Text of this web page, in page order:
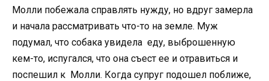
Молли побежала справлять нужду, но вдруг замерла
и начала рассматривать что-то на земле. Муж
подумал, что собака увидела еду, выброшенную
кем-то, испугался, что она съест ее и отравиться и
поспешил к Молли. Когда супруг подошел поближе,